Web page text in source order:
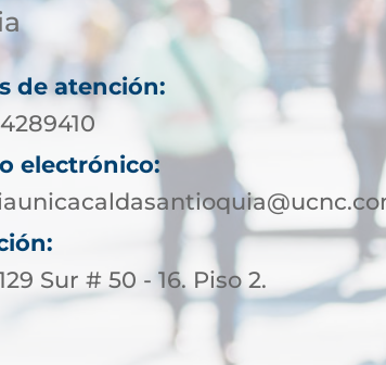
de atención:
electrónico:
Sur # 50 - 16. Piso 2.